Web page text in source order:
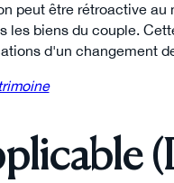
peut être rétroactive au
biens du couple.
d'un changement